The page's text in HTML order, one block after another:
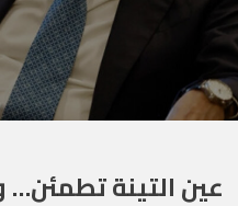
عين التينة